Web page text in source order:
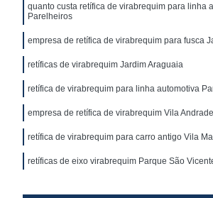
quanto custa retífica de virabrequim para linha
Parelheiros
empresa de retífica de virabrequim para fusca
retíficas de virabrequim Jardim Araguaia
retífica de virabrequim para linha automotiva
empresa de retífica de virabrequim Vila Andrade
retífica de virabrequim para carro antigo Vila
retíficas de eixo virabrequim Parque São